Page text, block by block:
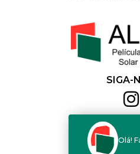
SIGA-
(11)
(11)
Olá!